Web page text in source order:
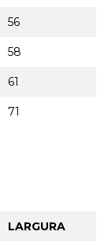
56
58
61
71
LARGURA